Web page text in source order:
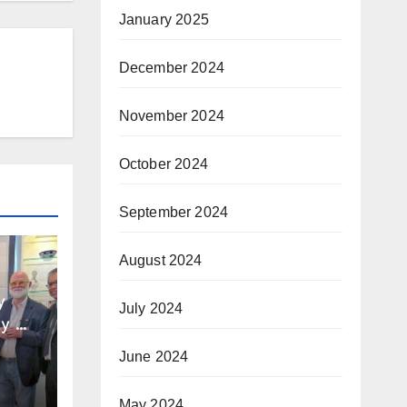
of
January 2025
December 2024
November 2024
October 2024
September 2024
August 2024
July 2024
June 2024